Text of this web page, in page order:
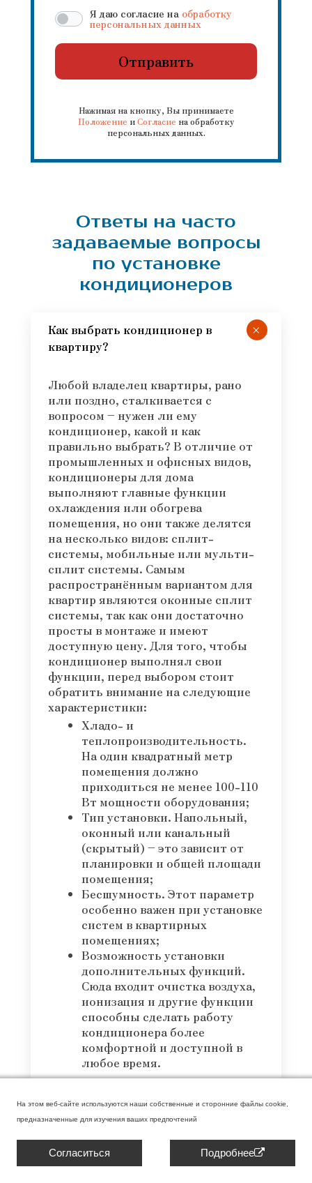
Я даю согласие на обработку
персональных данных
Отправить
Нажимая на кнопку, Вы принимаете
Положение иСогласие на обработку
персональных данных.
Ответы на часто
задаваемые вопросы
по установке
кондиционеров
Как выбрать кондиционер в
квартиру?
Любой владелец квартиры, рано
или поздно, сталкивается с
вопросом – нужен ли ему
кондиционер, какой и как
правильно выбрать? В отличие от
промышленных и офисных видов,
кондиционеры для дома
выполняют главные функции
охлаждения или обогрева
помещения, но они также делятся
на несколько видов: сплит-
системы, мобильные или мульти-
сплит системы. Самым
распространённым вариантом для
квартир являются оконные сплит
системы, так как они достаточно
просты в монтаже и имеют
доступную цену. Для того, чтобы
кондиционер выполнял свои
функции, перед выбором стоит
обратить внимание на следующие
характеристики:
Хладо- и
теплопроизводительность.
На один квадратный метр
помещения должно
приходиться не менее 100-110
Вт мощности оборудования;
Тип установки. Напольный,
оконный или канальный
(скрытый) – это зависит от
планировки и общей площади
помещения;
Бесшумность. Этот параметр
особенно важен при установке
систем в квартирных
помещениях;
Возможность установки
дополнительных функций.
Сюда входит очистка воздуха,
ионизация и другие функции
способны сделать работу
кондиционера более
комфортной и доступной в
любое время.
цена оборудования не должна быть
слишком низкой, так как оно
должно качественно выполнять
свою работу.
+
На этом веб-сайте используются наши собственные и сторонние файлы cookie,
предназначенные для изучения ваших предпочтений
Согласиться Подробнее